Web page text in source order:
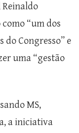
“um dos
Congresso” e
uma “gestão
MS,
a iniciativa